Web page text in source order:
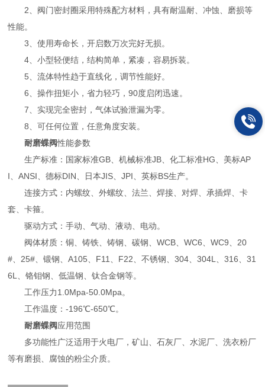
2、阀门密封圈采用特殊配方材料，具有耐温耐、冲蚀、磨损等
性能。
3、使用寿命长，开启数万次完好无损。
4、小型轻便结，结构简单，紧凑，容易拆装。
5、流体特性趋于直线化，调节性能好。
6、操作扭矩小，省力轻巧，90度启闭迅速。
7、实现完全密封，气体试验泄漏为零。
8、可任何位置，任意角度安装。
耐磨蝶阀性能参数
生产标准：国家标准GB、机械标准JB、化工标准HG、美标AP
I、ANSI、德标DIN、日本JIS、JPI、英标BS生产。
连接方式：内螺纹、外螺纹、法兰、焊接、对焊、承插焊、卡
套、卡箍。
驱动方式：手动、气动、液动、电动。
阀体材质：铜、铸铁、铸钢、碳钢、WCB、WC6、WC9、20
#、25#、锻钢、A105、F11、F22、不锈钢、304、304L、316、31
6L、铬钼钢、低温钢、钛合金钢等。
工作压力1.0Mpa-50.0Mpa。
工作温度：-196℃-650℃。
耐磨蝶阀应用范围
多功能性广泛适用于火电厂，矿山、石灰厂、水泥厂、洗衣粉厂
等有磨损、腐蚀的粉尘介质。